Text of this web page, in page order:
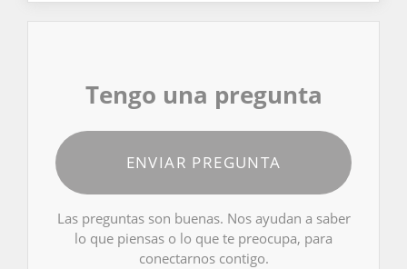
Tengo una pregunta
ENVIAR PREGUNTA
Las preguntas son buenas. Nos ayudan a saber
lo que piensas o lo que te preocupa, para
conectarnos contigo.